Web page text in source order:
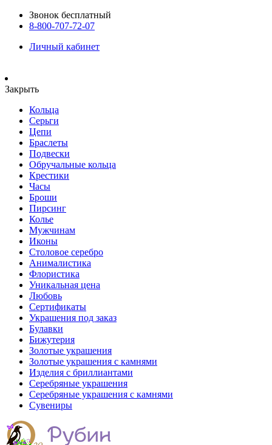
Звонок бесплатный
8-800-707-72-07
Личный кабинет
Закрыть
Кольца
Серьги
Цепи
Браслеты
Подвески
Обручальные кольца
Крестики
Часы
Броши
Пирсинг
Колье
Мужчинам
Иконы
Столовое серебро
Анималистика
Флористика
Уникальная цена
Любовь
Сертификаты
Украшения под заказ
Булавки
Бижутерия
Золотые украшения
Золотые украшения с камнями
Изделия с бриллиантами
Серебряные украшения
Серебряные украшения с камнями
Сувениры